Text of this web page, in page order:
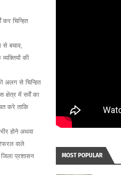
चिन्हित
से बचाव,
की
अलग से चिन्हित
क्षेत्र में सर्वें का
करे ताकि
होने अथवा
वाले
जिला प्रशासन
MOST POPULAR